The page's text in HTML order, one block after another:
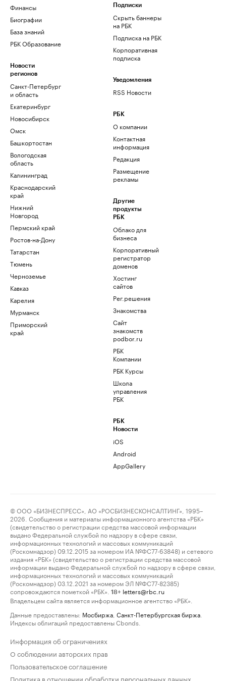
Финансы
Биографии
База знаний
РБК Образование
Новости
регионов
Санкт-Петербург
и область
Екатеринбург
Новосибирск
Омск
Башкортостан
Вологодская
область
Калининград
Краснодарский
край
Нижний
Новгород
Пермский край
Ростов-на-Дону
Татарстан
Тюмень
Черноземье
Кавказ
Карелия
Мурманск
Приморский
край
Подписки
Скрыть баннеры
на РБК
Подписка на РБК
Корпоративная
подписка
Уведомления
RSS Новости
РБК
О компании
Контактная
информация
Редакция
Размещение
рекламы
Другие
продукты
РБК
Облако для
бизнеса
Корпоративный
регистратор
доменов
Хостинг
сайтов
Рег.решения
Знакомства
Сайт
знакомств
podbor.ru
РБК
Компании
РБК Курсы
Школа
управления
РБК
РБК
Новости
iOS
Android
AppGallery
© ООО «БИЗНЕСПРЕСС», АО «РОСБИЗНЕСКОНСАЛТИНГ», 1995–
2026. Сообщения и материалы информационного агентства «РБК»
(свидетельство о регистрации средства массовой информации
выдано Федеральной службой по надзору в сфере связи,
информационных технологий и массовых коммуникаций
(Роскомнадзор) 09.12.2015 за номером ИА №ФС77-63848) и сетевого
издания «РБК» (свидетельство о регистрации средства массовой
информации выдано Федеральной службой по надзору в сфере связи,
информационных технологий и массовых коммуникаций
(Роскомнадзор) 03.12.2021 за номером ЭЛ №ФС77-82385)
сопровождаются пометкой «РБК».
18+ letters@rbc.ru
Владельцем сайта является информационное агентство «РБК».
Данные предоставлены: Мосбиржа Санкт-Петербургская биржа
Индексы облигаций предоставлены Cbonds.
Информация об ограничениях
О соблюдении авторских прав
Пользовательское соглашение
Политика в отношении обработки персональных данных